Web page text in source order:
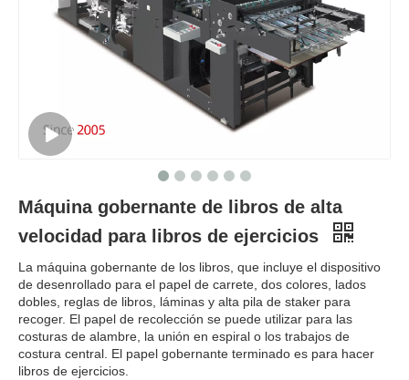
Máquina gobernante de libros de alta
velocidad para libros de ejercicios
La máquina gobernante de los libros, que incluye el dispositivo
de desenrollado para el papel de carrete, dos colores, lados
dobles, reglas de libros, láminas y alta pila de staker para
recoger. El papel de recolección se puede utilizar para las
costuras de alambre, la unión en espiral o los trabajos de
costura central. El papel gobernante terminado es para hacer
libros de ejercicios.